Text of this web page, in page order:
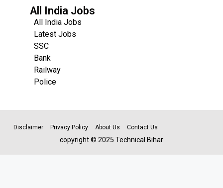
All India Jobs
All India Jobs
Latest Jobs
SSC
Bank
Railway
Police
Disclaimer Privacy Policy About Us Contact Us
copyright © 2025 Technical Bihar